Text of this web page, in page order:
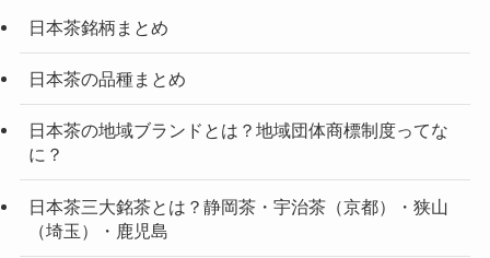
日本茶銘柄まとめ
日本茶の品種まとめ
日本茶の地域ブランドとは？地域団体商標制度ってな
に？
日本茶三大銘茶とは？静岡茶・宇治茶（京都）・狭山
（埼玉）・鹿児島